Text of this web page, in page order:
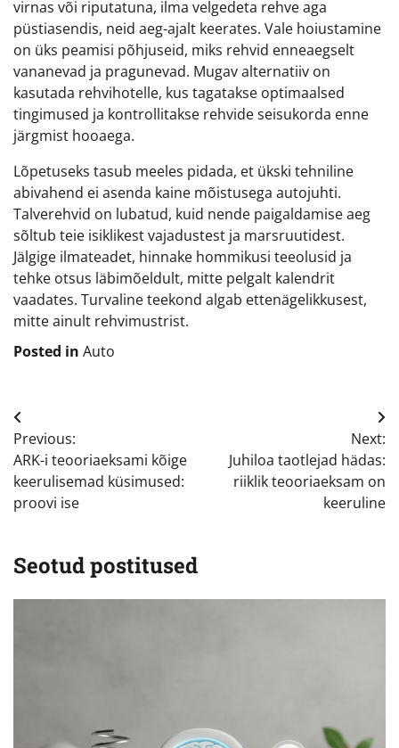
virnas või riputatuna, ilma velgedeta rehve aga
püstiasendis, neid aeg-ajalt keerates. Vale hoiustamine
on üks peamisi põhjuseid, miks rehvid enneaegselt
vananevad ja pragunevad. Mugav alternatiiv on
kasutada rehvihotelle, kus tagatakse optimaalsed
tingimused ja kontrollitakse rehvide seisukorda enne
järgmist hooaega.
Lõpetuseks tasub meeles pidada, et ükski tehniline
abivahend ei asenda kaine mõistusega autojuhti.
Talverehvid on lubatud, kuid nende paigaldamise aeg
sõltub teie isiklikest vajadustest ja marsruutidest.
Jälgige ilmateadet, hinnake hommikusi teeolusid ja
tehke otsus läbimõeldult, mitte pelgalt kalendrit
vaadates. Turvaline teekond algab ettenägelikkusest,
mitte ainult rehvimustrist.
Posted in Auto
Navigeerimine
Previous:
ARK-i teooriaeksami kõige
keerulisemad küsimused:
proovi ise
Next:
Juhiloa taotlejad hädas:
riiklik teooriaeksam on
keeruline
Seotud postitused